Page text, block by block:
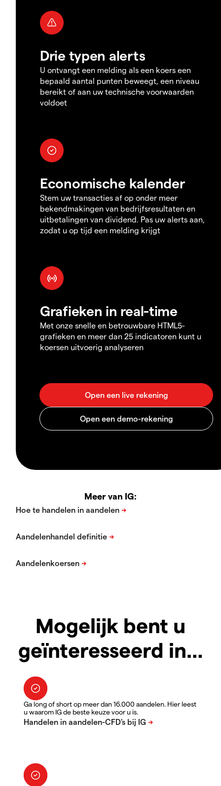
Drie typen alerts
U ontvangt een melding als een koers een
bepaald aantal punten beweegt, een niveau
bereikt of aan uw technische voorwaarden
voldoet
Economische kalender
Stem uw transacties af op onder meer
bekendmakingen van bedrijfsresultaten en
uitbetalingen van dividend. Pas uw alerts aan,
zodat u op tijd een melding krijgt
Grafieken in real-time
Met onze snelle en betrouwbare HTML5-
grafieken en meer dan 25 indicatoren kunt u
koersen uitvoerig analyseren
Meer van IG:
Mogelijk bent u
geïnteresseerd in…
Ga long of short op meer dan 16.000 aandelen. Hier leest
u waarom IG de beste keuze voor u is.